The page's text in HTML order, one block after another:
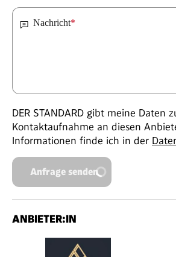
Nachricht*
DER STANDARD gibt meine Daten
Kontaktaufnahme an diesen
Informationen finde ich in der
Anfrage senden
ANBIETER:IN